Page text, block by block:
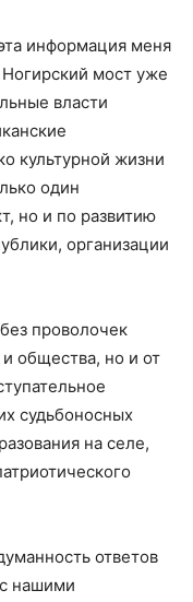
информация меня
мост уже
власти
культурной жизни
один
но и по развитию
организации
проволочек
общества, но и от
судьбоносных
на селе,
ответов
нашими